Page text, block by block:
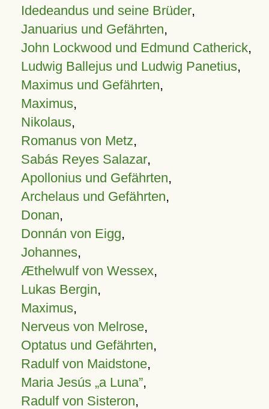
Idedeandus und seine Brüder,
Januarius und Gefährten,
John Lockwood und Edmund Catherick,
Ludwig Ballejus und Ludwig Panetius,
Maximus und Gefährten,
Maximus,
Nikolaus,
Romanus von Metz,
Sabás Reyes Salazar,
Apollonius und Gefährten,
Archelaus und Gefährten,
Donan,
Donnán von Eigg,
Johannes,
Æthelwulf von Wessex,
Lukas Bergin,
Maximus,
Nerveus von Melrose,
Optatus und Gefährten,
Radulf von Maidstone,
Maria Jesús „a Luna”,
Radulf von Sisteron,